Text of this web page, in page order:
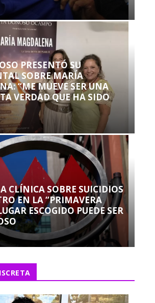
PRESENTÓ SU
SOBRE MARÍA
“ME MUEVE SER UNA
VERDAD QUE HA SIDO
CLÍNICA SOBRE SUICIDIOS
EN LA “PRIMAVERA
ESCOGIDO PUEDE SER